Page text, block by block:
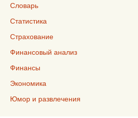
Словарь
Статистика
Страхование
Финансовый анализ
Финансы
Экономика
Юмор и развлечения